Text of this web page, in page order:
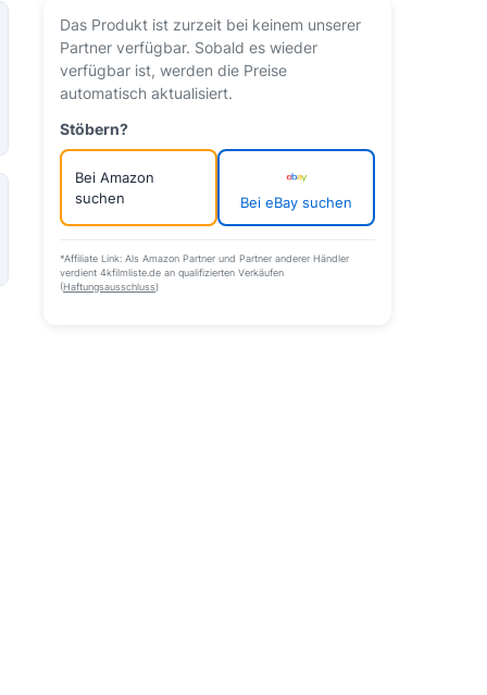
Das Produkt ist zurzeit bei keinem unserer
Partner verfügbar. Sobald es wieder
verfügbar ist, werden die Preise
automatisch aktualisiert.
Stöbern?
Bei Amazon
suchen
Bei eBay suchen
*Affiliate Link: Als Amazon Partner und Partner anderer Händler
verdient 4kfilmliste.de an qualifizierten Verkäufen
(Haftungsausschluss)